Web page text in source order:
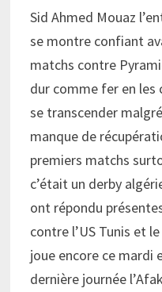
Sid Ahmed Mouaz
se montre confiant
matchs contre
dur comme fer en les
se transcender
manque de
premiers matchs
c’était un derby
ont répondu
contre l’US Tunis et
joue encore ce mardi
dernière journée